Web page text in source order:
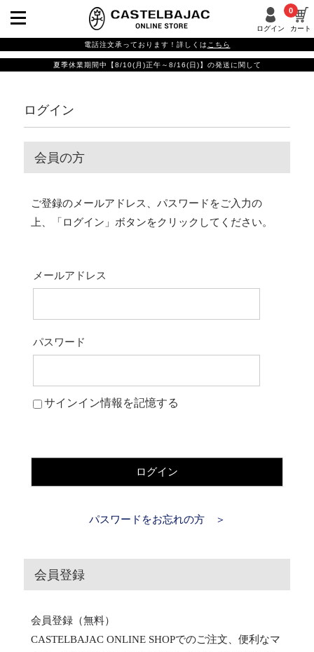
ログイン カート
0
電話注文承っております！詳しくは こちら
夏季休業期間中【8/10(月)正午～8/16(日)】の発送に関して
ログイン
会員の方
ご登録のメールアドレス、パスワードをご入力の
上、「ログイン」ボタンをクリックしてください。
メールアドレス
パスワード
サインイン情報を記憶する
ログイン
パスワードをお忘れの方 ＞
会員登録
会員登録（無料）
CASTELBAJAC ONLINE SHOPでのご注文、便利なマ